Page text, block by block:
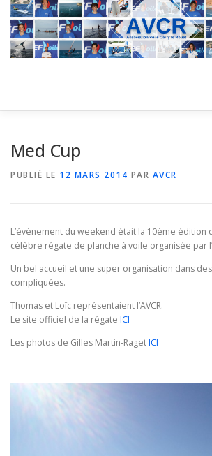
Aller
contenu
REGATES ALBUMS PHOTO
Med Cup
PUBLIÉ LE 12 MARS 2014 PAR AVCR
L’évènement du weekend était la 10ème édition
célèbre régate de planche à voile organisée par
Un bel accueil et une super organisation dans
compliquées.
Thomas et Loïc représentaient l’AVCR.
Le site officiel de la régate ICI
Les photos de Gilles Martin-RagetICI